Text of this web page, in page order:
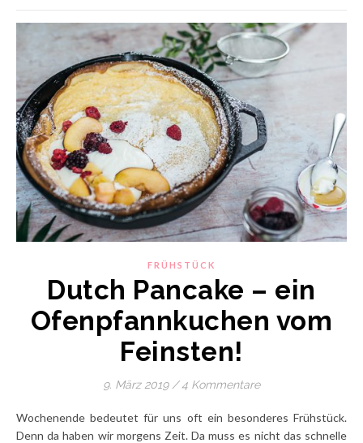
FRÜHSTÜCK
Dutch Pancake – ein
Ofenpfannkuchen vom
Feinsten!
9. März 2019 / 4 Kommentare
Wochenende bedeutet für uns oft ein besonderes Frühstück.
Denn da haben wir morgens Zeit. Da muss es nicht das schnelle